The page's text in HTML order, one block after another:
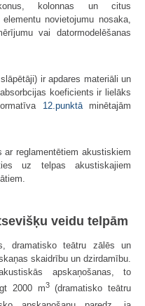
kolonnas un citus
novietojumu nosaka,
vai datormodelēšanas
ir apdares materiāli un
koeficients ir lielāks
12.punktāminētajām
reglamentētiem akustiskiem
uz telpas akustiskajiem
veidu telpām
dramatisko teātru zālēs un
skaidrību un dzirdamību.
apskaņošanas, to
2000 m3(dramatisko teātru